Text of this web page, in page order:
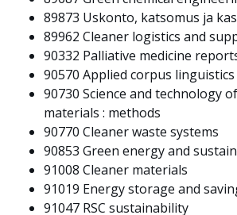
89873 Uskonto, katsomus ja
89962 Cleaner logistics and
90332 Palliative medicine
90570 Applied corpus linguistics
90730 Science and technology
materials : methods
90770 Cleaner waste systems
90853 Green energy and
91008 Cleaner materials
91019 Energy storage and
91047 RSC sustainability